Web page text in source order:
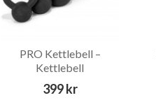
PRO Kettlebell –
Kettlebell
399 kr